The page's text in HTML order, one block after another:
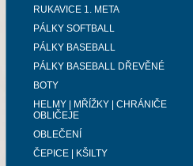
RUKAVICE 1. META
PÁLKY SOFTBALL
PÁLKY BASEBALL
PÁLKY BASEBALL DŘEVĚNÉ
BOTY
HELMY | MŘÍŽKY | CHRÁNIČE
OBLIČEJE
OBLEČENÍ
ČEPICE | KŠILTY